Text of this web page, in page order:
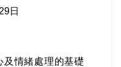
日
及情緒處理的基礎